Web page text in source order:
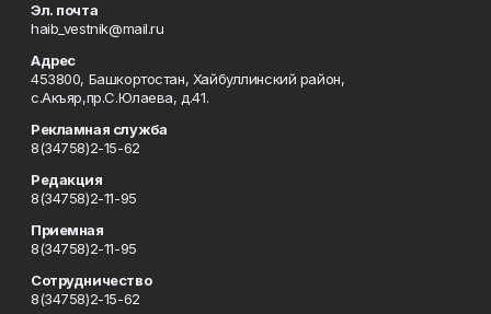
Эл. почта
haib_vestnik@mail.ru
Адрес
453800, Башкортостан, Хайбуллинский район,
с.Акъяр,пр.С.Юлаева, д.41.
Рекламная служба
8(34758)2-15-62
Редакция
8(34758)2-11-95
Приемная
8(34758)2-11-95
Сотрудничество
8(34758)2-15-62